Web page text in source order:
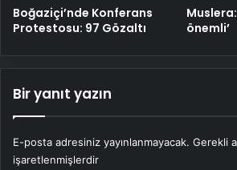
Boğaziçi’nde Konferans
Protestosu: 97 Gözaltı
önemli’
Bir yanıt yazın
E-posta adresiniz yayınlanmayacak. Gerekli
işaretlenmişlerdir